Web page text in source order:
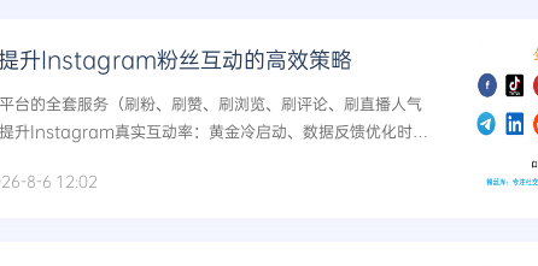
升Instagram粉丝互动的高效策略
台的全套服务（刷粉、刷赞、刷浏览、刷评论、刷直播人气
升Instagram真实互动率：黄金冷启动、数据反馈优化时
荐。...
8-6 12:02